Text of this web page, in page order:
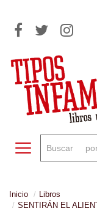
Toggle navigation
Inicio
Libros
SENTIRÁN EL